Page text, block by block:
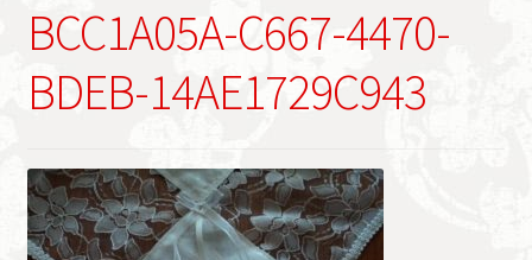
BCC1A05A-C667-4470-
BDEB-14AE1729C943